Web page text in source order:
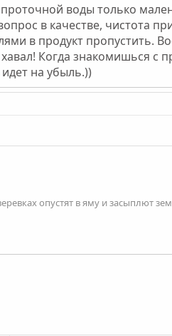
воды только
в качестве, чистота
в продукт пропустить.
Когда знакомишься с
на убыль.))
опустят в яму и засыплют